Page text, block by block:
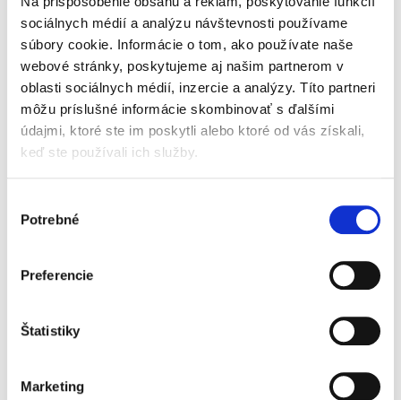
sociálnych médií a analýzu návštevnosti používame
súbory cookie. Informácie o tom, ako používate naše
webové stránky, poskytujeme aj našim partnerom v
oblasti sociálnych médií, inzercie a analýzy. Títo partneri
môžu príslušné informácie skombinovať s ďalšími
údajmi, ktoré ste im poskytli alebo ktoré od vás získali,
keď ste používali ich služby.
súhlasu
Potrebné
Preferencie
Štatistiky
Marketing
Pre odborníkov špecializujúcich sa na oblasť
duševného vlastníctva je okrem historického
vývoja označovania výrobkov dôležité poznať i
rozsudky a rozhodnutia Súdneho dvora EÚ vo
veciach označení...
Súhrnný trest
18,00 €
trestného práva hmotného, ktorej podrobnejšie